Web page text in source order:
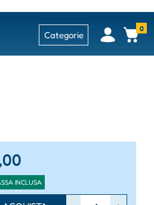
- CONSEGNA 24/48 ORE -
Categorie Open0
INCLUSA